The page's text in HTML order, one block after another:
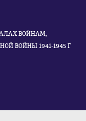
ВОЙНАМ,
ВОЙНЫ 1941-1945 Г